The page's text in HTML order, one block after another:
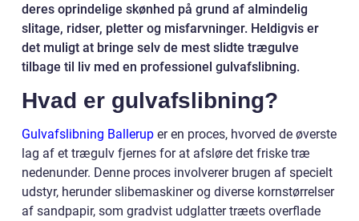
deres oprindelige skønhed på grund af almindelig
slitage, ridser, pletter og misfarvninger. Heldigvis er
det muligt at bringe selv de mest slidte trægulve
tilbage til liv med en professionel gulvafslibning.
Hvad er gulvafslibning?
Gulvafslibning Ballerup er en proces, hvorved de øverste
lag af et trægulv fjernes for at afsløre det friske træ
nedenunder. Denne proces involverer brugen af specielt
udstyr, herunder slibemaskiner og diverse kornstørrelser
af sandpapir, som gradvist udglatter træets overflade